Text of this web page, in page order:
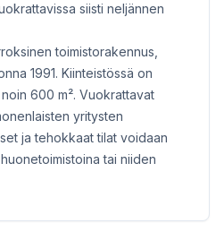
siisti neljännen
toimistorakennus,
1991. Kiinteistössä on
600 m². Vuokrattavat
yritysten
ja tehokkaat tilat voidaan
tai niiden